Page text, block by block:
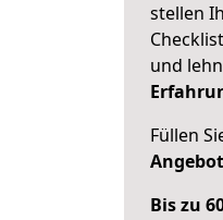
stellen
und
Füllen
Bis zu